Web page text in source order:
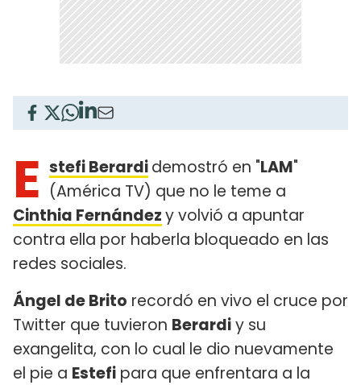
E stefi Berardidemostró en "LAM"
(América TV) que no le teme a
Cinthia Fernándezy volvió a apuntar
contra ella por haberla bloqueado en las
redes sociales.
Ángel de Brito recordó en vivo el cruce por
Twitter que tuvieron Berardiy su
exangelita, con lo cual le dio nuevamente
el pie a Estefi para que enfrentara a la